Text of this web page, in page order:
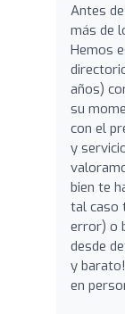
Antes
más de
Hemos
años)
su
con el
y
bien te
tal caso
error) o
desde
y
en